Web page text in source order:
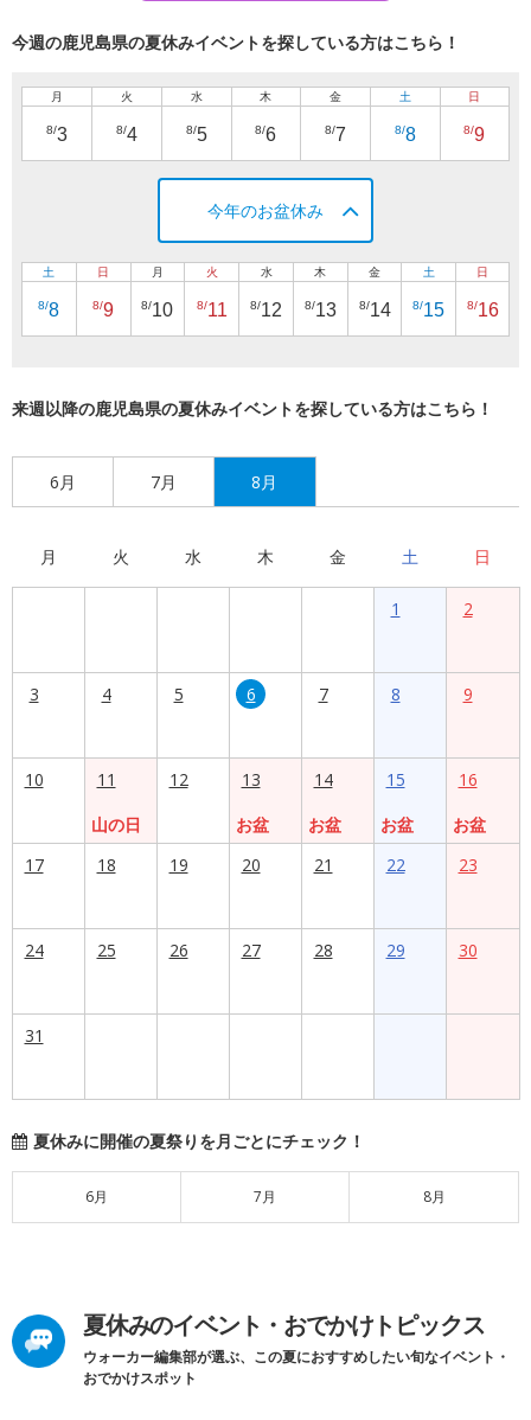
今週の鹿児島県の夏休みイベントを探している方はこちら！
月
8/3
火
8/4
水
8/5
木
8/6
金
8/7
土
8/8
日
8/9
今年のお盆休み
土
8/8
日
8/9
月
8/10
火
8/11
水
8/12
木
8/13
金
8/14
土
8/15
日
8/16
来週以降の鹿児島県の夏休みイベントを探している方はこちら！
6月 7月 8月
月 火 水 木 金 土 日
1 2
3 4 5 6 7 8 9
10
11
山の日
12
13
お盆
14
お盆
15
お盆
16
お盆
17
18 19 20 21 22 23
24 25 26 27 28 29 30
31
夏休みに開催の夏祭りを月ごとにチェック！
6月 7月 8月
夏休みのイベント・おでかけトピックス
ウォーカー編集部が選ぶ、この夏におすすめしたい旬なイベント・
おでかけスポット